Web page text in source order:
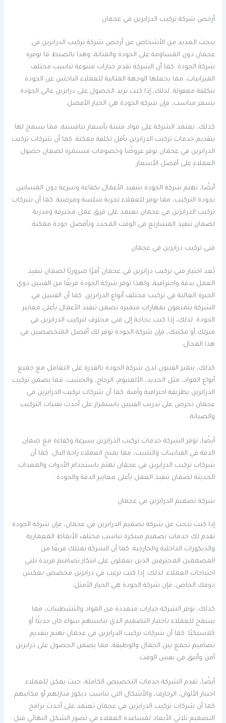
أرخص شركة تركيب الدرابزين في عجمان
يبحث العديد من الأشخاص عن أرخص شركة تركيب الدرابزين في
عجمان دون المساومة على الجودة والمتانة، وهذا بالضبط ما توفره
شركة الجودة. كما أن الشركة تقدم خيارات متنوعة تناسب مختلف
الميزانيات، مما يجعلها الوجهة المثالية للعملاء الباحثين عن الجودة
بتكلفة معقولة. لذلك، إذا كنت تريد الحصول على درابزين عالي الجودة
بسعر مناسب، فإن شركة الجودة هي الخيار الأفضل.
كذلك، تعتمد الشركة على مواد متينة بأسعار تنافسية، مما يسمح لها
بتقديم خدمات تركيب الدرابزين بأقل تكلفة ممكنة. كما أن شركات تركيب
الدرابزين في عجمان توفر عروضًا وخصومات مستمرة لضمان حصول
العملاء على أفضل الأسعار.
أيضًا، تهتم شركة الجودة بتنفيذ الأعمال بكفاءة وسرعة دون المساس
بجودة التركيب، مما يوفر للعملاء تجربة سلسة ومرضية. كما أن شركات
تركيب الدرابزين في عجمان تعتمد على فرق عمل محترفة ومدربة
لضمان تنفيذ المشاريع في الوقت المحدد وبأفضل جودة ممكنة.
فني تركيب درابزين في عجمان
يُعد اختيار فني تركيب درابزين في عجمان أمرًا ضروريًا لضمان تنفيذ
العمل بدقة واحترافية، ولهذا توفر شركة الجودة فريقًا من الفنيين ذوي
الخبرة العالية في تركيب مختلف أنواع الدرابزين. كما أن الفنيين في
الشركة يتمتعون بمهارات متميزة تضمن تنفيذ الأعمال بأعلى معايير
الجودة. لذلك، إذا كنت بحاجة إلى فني محترف لتركيب الدرابزين في
منزلك أو مكتبك، فإن شركة الجودة توفر لك أفضل المتخصصين في
هذا المجال.
كذلك، يتميز الفنيون لدى شركة الجودة بالقدرة على التعامل مع جميع
أنواع المواد، مثل الحديد، الألمنيوم، الزجاج، والخشب، مما يضمن تركيب
الدرابزين بطريقة احترافية وآمنة. كما أن شركات تركيب الدرابزين في
عجمان تحرص على تدريب الفنيين باستمرار على أحدث تقنيات التركيب
والصيانة.
أيضًا، توفر الشركة خدمات تركيب الدرابزين بسرعة وكفاءة مع ضمان
الدقة في القياسات والتثبيت، مما يمنح العملاء راحة البال. كما أن
شركات تركيب الدرابزين في عجمان تهتم باستخدام الأدوات والمعدات
الحديثة لضمان تنفيذ العمل بأعلى معايير الدقة والجودة.
شركة تصميم الدرابزين في عجمان
إذا كنت تبحث عن شركة تصميم الدرابزين في عجمان، فإن شركة الجودة
تقدم لك خدمات تصميم مبتكرة تناسب مختلف الأنماط المعمارية
والديكورات الداخلية والخارجية. كما أن الشركة تمتلك فريقًا من
المصممين المحترفين الذين يعملون على ابتكار تصاميم فريدة تلبي
احتياجات العملاء. لذلك، إذا كنت ترغب في درابزين مخصص يعكس
ذوقك الخاص، فإن شركة الجودة هي الخيار الأمثل.
كذلك، توفر الشركة خيارات متعددة من المواد والتشطيبات، مما
يسمح للعملاء باختيار التصميم الذي يناسبهم سواء كان حديثًا أو
كلاسيكيًا. كما أن شركات تركيب الدرابزين في عجمان تهتم بتقديم
تصاميم تجمع بين الجمال والوظيفة، مما يضمن الحصول على درابزين
آمن وأنيق في نفس الوقت.
أيضًا، تقدم الشركة خدمات التخصيص الكاملة، حيث يمكن للعملاء
اختيار الألوان، الزخارف، والأشكال التي تناسب ديكور منازلهم أو مكاتبهم.
كما أن شركات تركيب الدرابزين في عجمان تعتمد على أحدث برامج
التصميم ثلاثي الأبعاد لمساعدة العملاء في تصور الشكل النهائي قبل